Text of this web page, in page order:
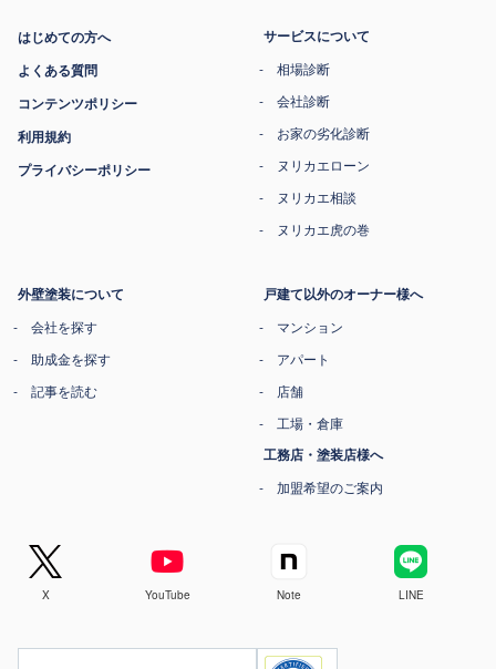
はじめての方へ
よくある質問
コンテンツポリシー
利用規約
プライバシーポリシー
サービスについて
相場診断
会社診断
お家の劣化診断
ヌリカエローン
ヌリカエ相談
ヌリカエ虎の巻
外壁塗装について
会社を探す
助成金を探す
記事を読む
戸建て以外のオーナー様へ
マンション
アパート
店舗
工場・倉庫
工務店・塗装店様へ
加盟希望のご案内
X YouTube Note LINE